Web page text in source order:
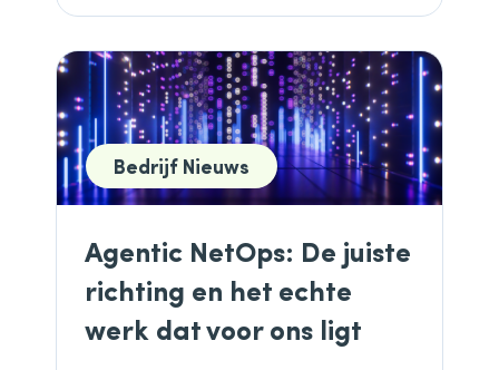
Bedrijf Nieuws
Agentic NetOps: De juiste
richting en het echte
werk dat voor ons ligt